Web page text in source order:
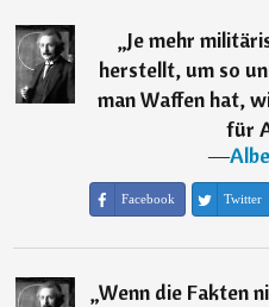
„Je mehr
herstellt, um so
man Waffen hat,
für
―
Facebook Twitter
„Wenn die Fakten